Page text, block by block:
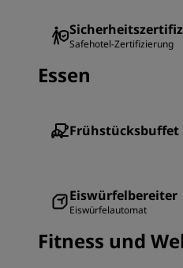
Safehotel-Zertifizierung
Essen
Frühstücksbuffet
Eiswürfelbereiter
Eiswürfelautomat
Fitness und